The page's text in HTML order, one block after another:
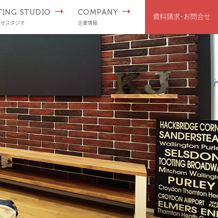
STUDIO
スタジオ
COMPANY
企業情報
資料請求･お問合せ